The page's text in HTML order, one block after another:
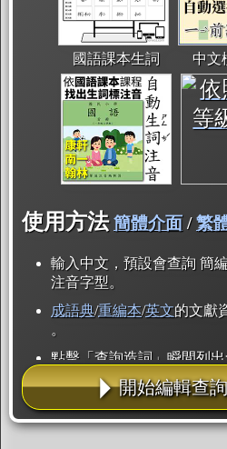
國語課本生詞 中文
使用方法 簡體介面/繁
輸入中文，預設會查詢 簡
注音字型。
成語典/重編本/英文的文獻
。
點擊「查詢造詞」瞬間列
點「部首」瞬間列出所有
辭典解釋的全文都經過自
用手動重複輸入。
開始編輯查詢